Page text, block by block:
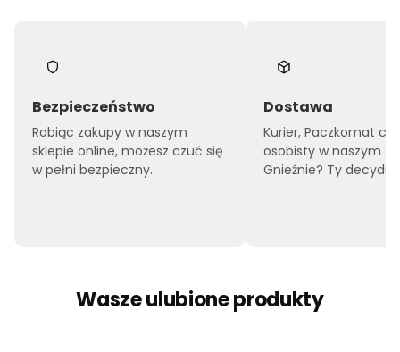
Bezpieczeństwo
Robiąc zakupy w naszym
sklepie online, możesz czuć się
w pełni bezpieczny.
Dostawa
Kurier, Paczkomat
osobisty w naszym
Gnieźnie? Ty
Wasze ulubione produkty